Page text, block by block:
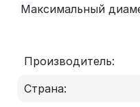
Максимальный
Производитель:
Страна: